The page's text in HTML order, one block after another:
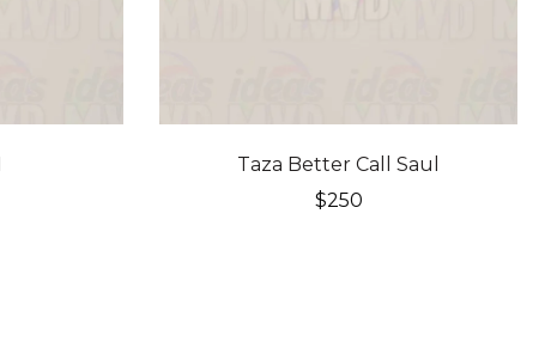
Taza Better Call Saul
$250